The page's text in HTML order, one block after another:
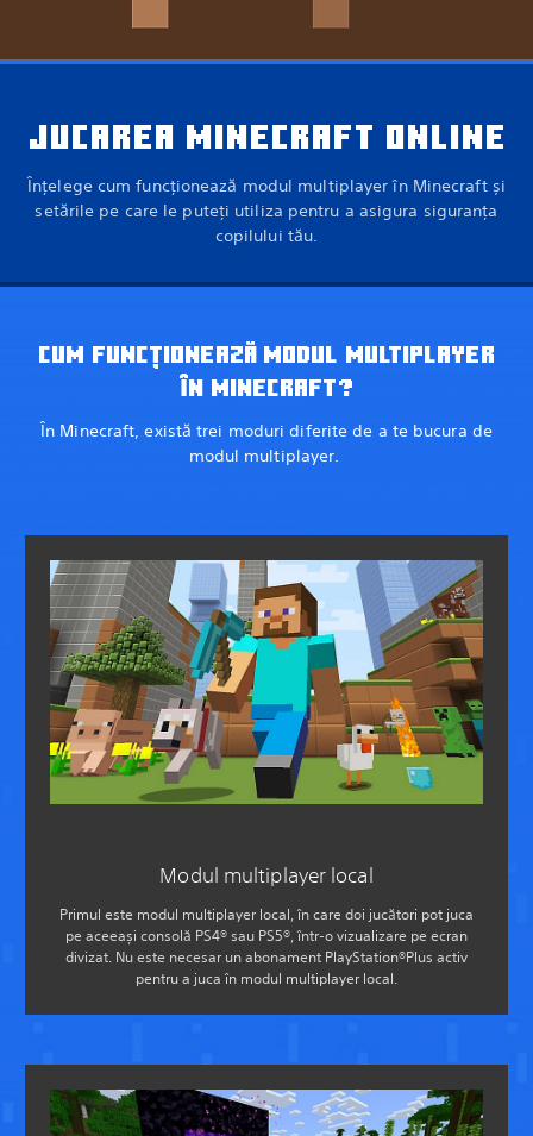
JUCAREA MINECRAFT ONLINE
Înțelege cum funcționează modul multiplayer în Minecraft și
setările pe care le puteți utiliza pentru a asigura siguranța
copilului tău.
CUM FUNCȚIONEAZĂ MODUL MULTIPLAYER
ÎN MINECRAFT?
În Minecraft, există trei moduri diferite de a te bucura de
modul multiplayer.
Modul multiplayer local
Primul este modul multiplayer local, în care doi jucători pot juca
pe aceeași consolă PS4® sau PS5®, într-o vizualizare pe ecran
divizat. Nu este necesar un abonament PlayStation®Plus activ
pentru a juca în modul multiplayer local.